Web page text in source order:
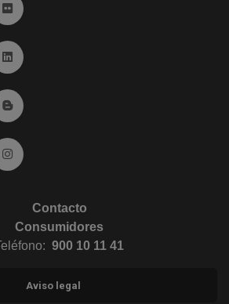
Ir a Flickr (abre en ventana nueva)
Ir a Linkedin (abre en ventana nueva)
Ir al Blog (abre en ventana nueva)
Ir a Instagram (abre en ventana nueva)
Contacto
Consumidores
900 10 11 41
Aviso legal